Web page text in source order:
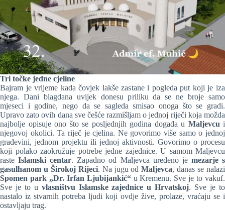
Tri točke jedne cjeline
Bajram je vrijeme kada čovjek lakše zastane i pogleda put koji je iza
njega. Dani blagdana uvijek donesu priliku da se ne broje samo
mjeseci i godine, nego da se sagleda smisao onoga što se gradi.
Upravo zato ovih dana sve češće razmišljam o jednoj riječi koja možda
najbolje opisuje ono što se posljednjih godina događa u Maljevcu i
njegovoj okolici. Ta riječ je cjelina. Ne govorimo više samo o jednoj
građevini, jednom projektu ili jednoj aktivnosti. Govorimo o procesu
koji polako zaokružuje potrebe jedne zajednice. U samom Maljevcu
rasteIslamski centar. Zapadno od Maljevca uređeno je mezarje s
gasulhanom u Širokoj Rijeci. Na jugu odMaljevca, danas se nalazi
Spomen park „Dr. Irfan Ljubijankić“u Kremenu. Sve je to vakuf.
Sve je to u vlasništvu Islamske zajednice u Hrvatskoj. Sve je to
nastalo iz stvarnih potreba ljudi koji ovdje žive, prolaze, vraćaju se i
ostavljaju trag.